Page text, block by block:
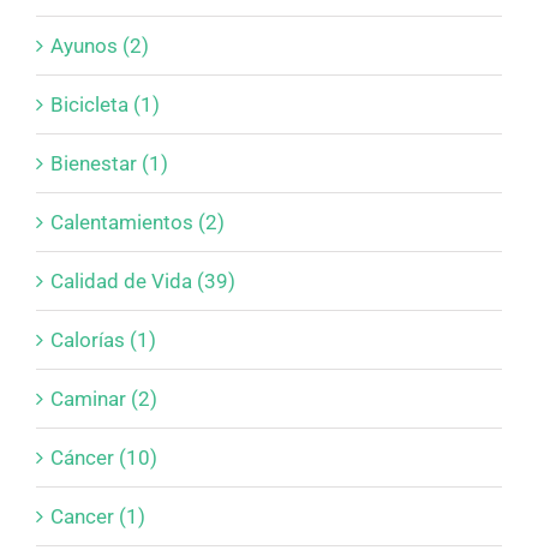
Ayunos (2)
Bicicleta (1)
Bienestar (1)
Calentamientos (2)
Calidad de Vida (39)
Calorías (1)
Caminar (2)
Cáncer (10)
Cancer (1)